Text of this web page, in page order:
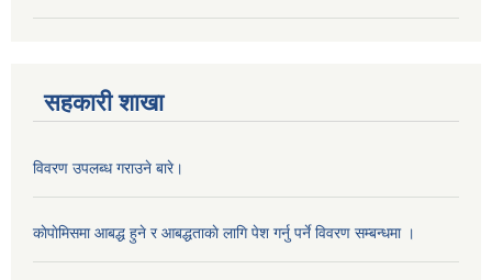
सहकारी शाखा
विवरण उपलब्ध गराउने बारे।
काेपाेमिसमा आबद्ध हुने र आबद्धताकाे लागि पेश गर्नु पर्ने विवरण सम्बन्धमा ।